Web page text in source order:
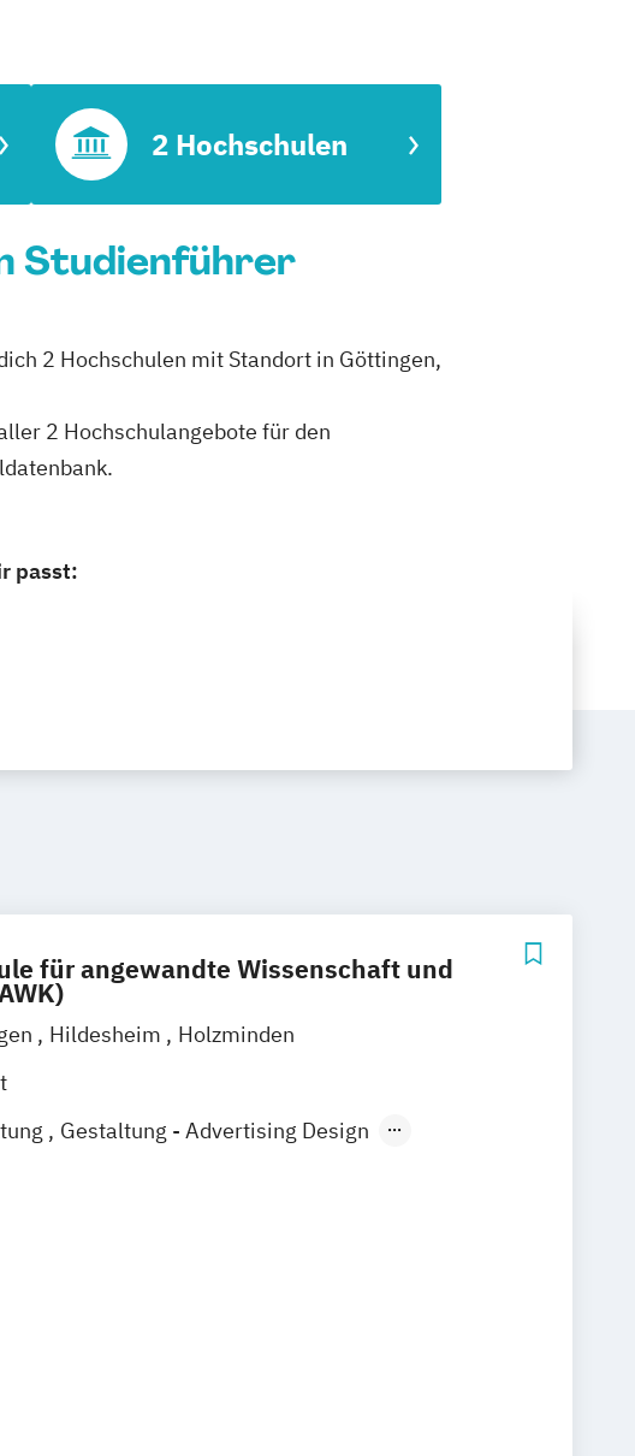
2 Hochschulen
Studienführer
2 Hochschulen mit Standort in Göttingen,
2 Hochschulangebote für den
passt:
für angewandte Wissenschaft und
Hildesheim
Holzminden
Gestaltung - Advertising Design